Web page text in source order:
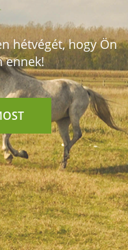
hétvégét, hogy Ön
ennek!